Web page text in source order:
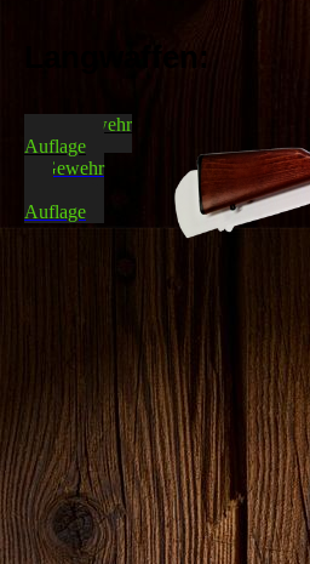
Langwaffen:
Luftgewehr
Auflage
Gewehr
Auflage